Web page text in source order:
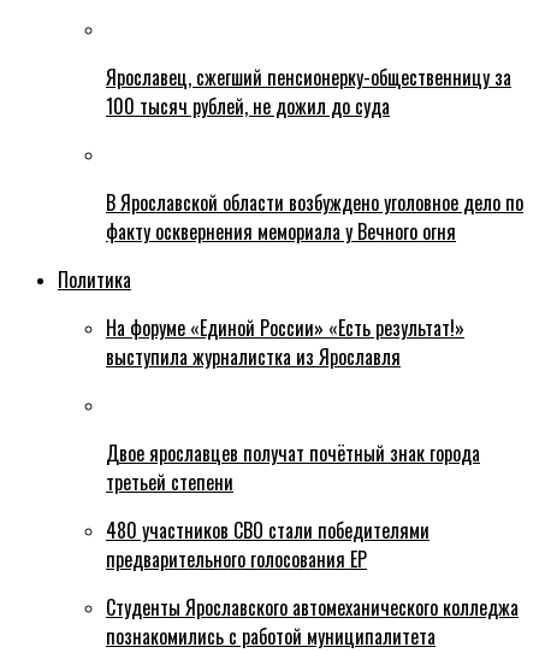
Ярославец, сжегший пенсионерку-общественницу за
100 тысяч рублей, не дожил до суда
В Ярославской области возбуждено уголовное дело по
факту осквернения мемориала у Вечного огня
Политика
На форуме «Единой России» «Есть результат!»
выступила журналистка из Ярославля
Двое ярославцев получат почётный знак города
третьей степени
480 участников СВО стали победителями
предварительного голосования ЕР
Студенты Ярославского автомеханического колледжа
познакомились с работой муниципалитета